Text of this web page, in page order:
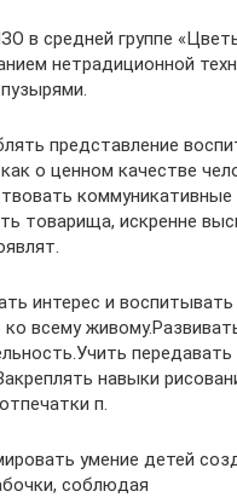
в средней группе
нетрадиционной
представление
о ценном качестве
коммуникативные
товарища, искренне
интерес и
всему
передавать
навыки
п.
умение детей
соблюдая